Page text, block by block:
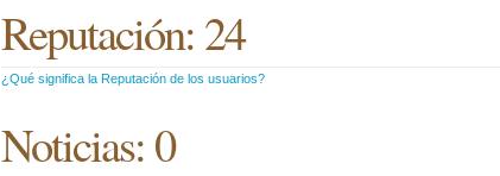
Reputación: 24
¿Qué significa la Reputación de los usuarios?
Noticias: 0